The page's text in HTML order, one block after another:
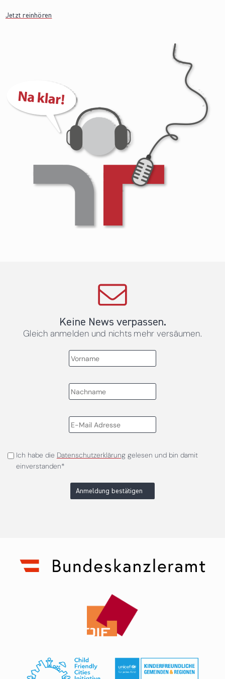
Jetzt reinhören
Keine News verpassen.
Gleich anmelden und nichts mehr versäumen.
Ich habe die Datenschutzerklärunggelesen und bin damit
einverstanden*
Anmeldung bestätigen